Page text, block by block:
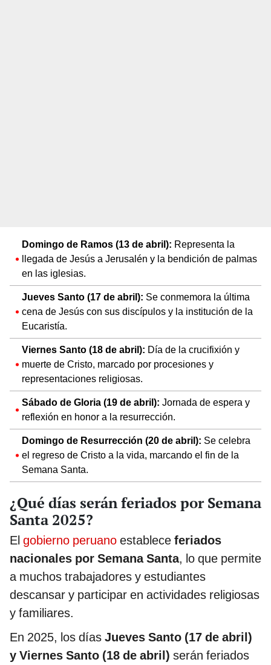
Domingo de Ramos (13 de abril): Representa la
llegada de Jesús a Jerusalén y la bendición de palmas
en las iglesias.
Jueves Santo (17 de abril): Se conmemora la última
cena de Jesús con sus discípulos y la institución de la
Eucaristía.
Viernes Santo (18 de abril): Día de la crucifixión y
muerte de Cristo, marcado por procesiones y
representaciones religiosas.
Sábado de Gloria (19 de abril): Jornada de espera y
reflexión en honor a la resurrección.
Domingo de Resurrección (20 de abril): Se celebra
el regreso de Cristo a la vida, marcando el fin de la
Semana Santa.
¿Qué días serán feriados por Semana
Santa 2025?
El gobierno peruano establece feriados
nacionales por Semana Santa, lo que permite
a muchos trabajadores y estudiantes
descansar y participar en actividades religiosas
y familiares.
En 2025, los días Jueves Santo (17 de abril)
y Viernes Santo (18 de abril) serán feriados